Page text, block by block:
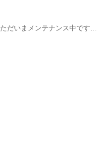
ただいまメンテナンス中です…